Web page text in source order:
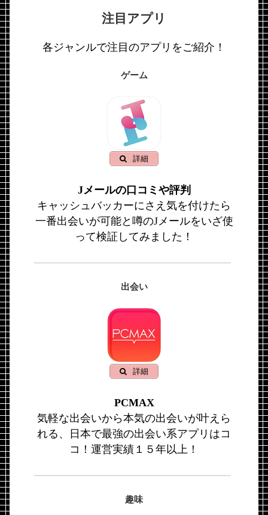
注目アプリ
各ジャンルで注目のアプリをご紹介！
ゲーム
詳細
Jメールの口コミや評判
キャッシュバッカーにさえ気を付けたら
一番出会いが可能と噂のJメールをいざ使
って検証してみました！
出会い
詳細
PCMAX
気軽な出会いから本気の出会いが叶えら
れる、日本で最強の出会い系アプリはコ
コ！運営実績１５年以上！
趣味